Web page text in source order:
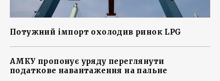
Потужний імпорт охолодив ринок LPG
АМКУ пропонує уряду переглянути
податкове навантаження на пальне